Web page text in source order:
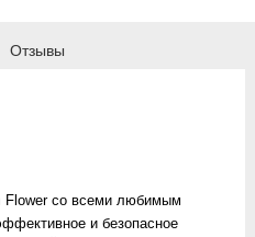
Отзывы
Flower со всеми любимым
и безопасное